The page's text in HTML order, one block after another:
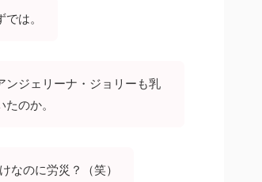
は。
ンジェリーナ・ジョリーも乳
のか。
なのに労災？（笑）